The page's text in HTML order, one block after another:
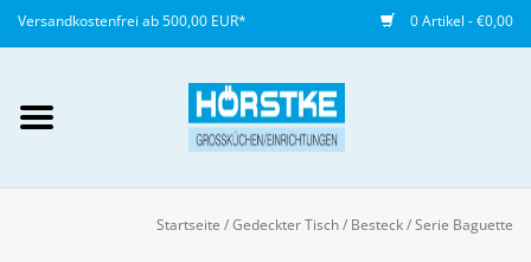
Versandkostenfrei ab 500,00 EUR* 0 Artikel - €0,00
anlegen
Startseite /Gedeckter Tisch/ Besteck/Serie Baguette